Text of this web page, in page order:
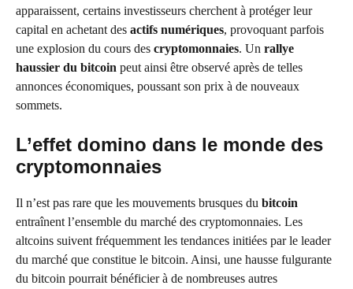
apparaissent, certains investisseurs cherchent à protéger leur
capital en achetant des actifs numériques, provoquant parfois
une explosion du cours des cryptomonnaies. Un rallye
haussier du bitcoin peut ainsi être observé après de telles
annonces économiques, poussant son prix à de nouveaux
sommets.
L’effet domino dans le monde des
cryptomonnaies
Il n’est pas rare que les mouvements brusques du bitcoin
entraînent l’ensemble du marché des cryptomonnaies. Les
altcoins suivent fréquemment les tendances initiées par le leader
du marché que constitue le bitcoin. Ainsi, une hausse fulgurante
du bitcoin pourrait bénéficier à de nombreuses autres